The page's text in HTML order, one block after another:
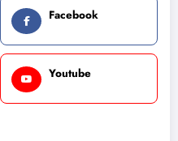
Facebook
Youtube